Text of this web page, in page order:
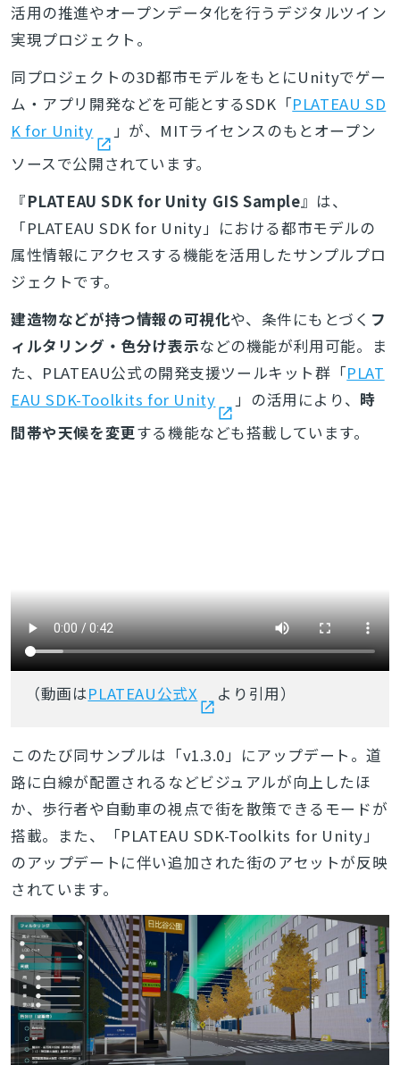
活用の推進やオープンデータ化を行うデジタルツイン
実現プロジェクト。
同プロジェクトの3D都市モデルをもとにUnityでゲー
ム・アプリ開発などを可能とするSDK「PLATEAU SD
K for Unity
」が、MITライセンスのもとオープン
ソースで公開されています。
『PLATEAU SDK for Unity GIS Sample』は、
「PLATEAU SDK for Unity」における都市モデルの
属性情報にアクセスする機能を活用したサンプルプロ
ジェクトです。
建造物などが持つ情報の可視化や、条件にもとづく フ
ィルタリング・色分け表示などの機能が利用可能。ま
た、PLATEAU公式の開発支援ツールキット群「PLAT
EAU SDK-Toolkits for Unity
」の活用により、 時
間帯や天候を変更する機能なども搭載しています。
（動画はPLATEAU公式X より引用）
このたび同サンプルは「v1.3.0」にアップデート。道
路に白線が配置されるなどビジュアルが向上したほ
か、歩行者や自動車の視点で街を散策できるモードが
搭載。また、「PLATEAU SDK-Toolkits for Unity」
のアップデートに伴い追加された街のアセットが反映
されています。